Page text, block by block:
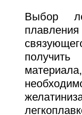
Выбор
получить